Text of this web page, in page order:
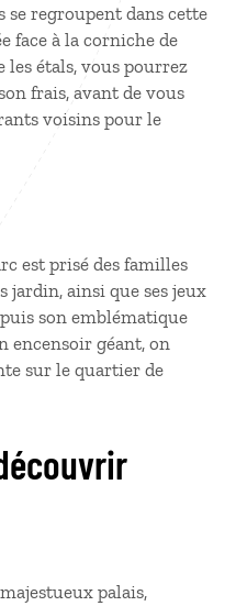
se regroupent dans cette
face à la corniche de
les étals, vous pourrez
frais, avant de vous
voisins pour le
est prisé des familles
jardin, ainsi que ses jeux
son emblématique
encensoir géant, on
sur le quartier de
palais,